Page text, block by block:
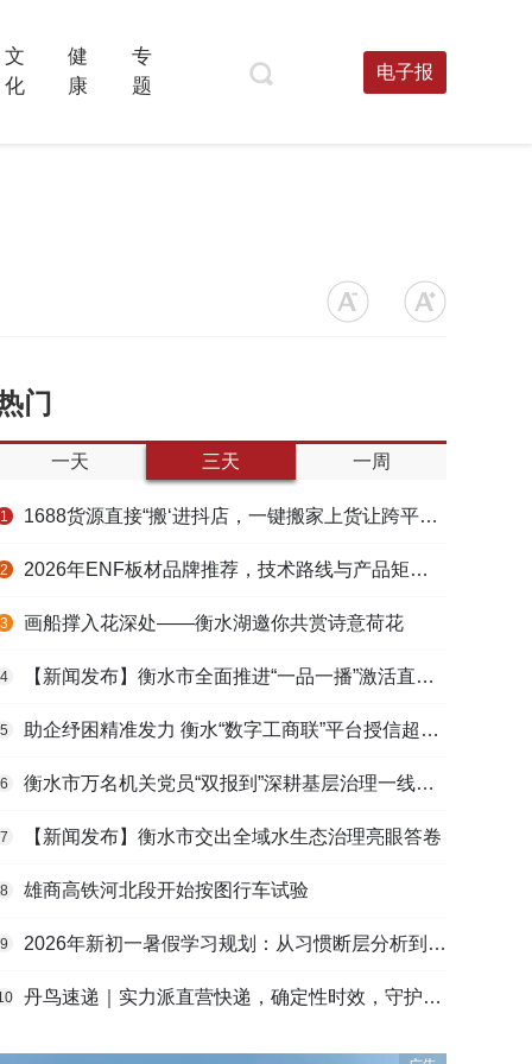
文
化
健
康
专
题
电子报
门
一天 三天 一周
1 1688货源直接“搬‘进抖店，一键搬家上货让跨平台选品不再割裂
2 2026年ENF板材品牌推荐，技术路线与产品矩阵梳理
3 画船撑入花深处——衡水湖邀你共赏诗意荷花
4 【新闻发布】衡水市全面推进“一品一播”激活直播电商发展新动能
5 助企纾困精准发力 衡水“数字工商联”平台授信超165亿元
6 衡水市万名机关党员“双报到”深耕基层治理一线观察
7 【新闻发布】衡水市交出全域水生态治理亮眼答卷
8 雄商高铁河北段开始按图行车试验
9 2026年新初一暑假学习规划：从习惯断层分析到衔接课程选择的完整路径
丹鸟速递｜实力派直营快递，确定性时效，守护高端货品寄递